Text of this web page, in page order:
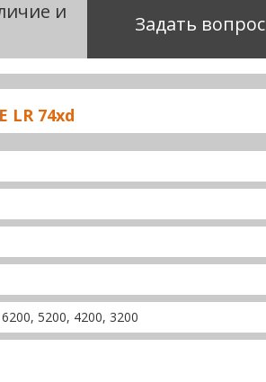
и
Задать вопрос
LR 74xd
5200, 4200, 3200